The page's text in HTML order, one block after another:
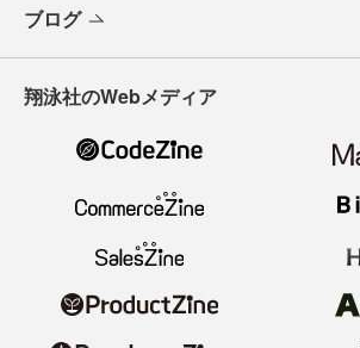
ブログ
翔泳社のWebメディア